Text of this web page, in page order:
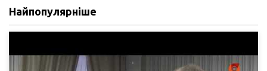
Найпопулярніше